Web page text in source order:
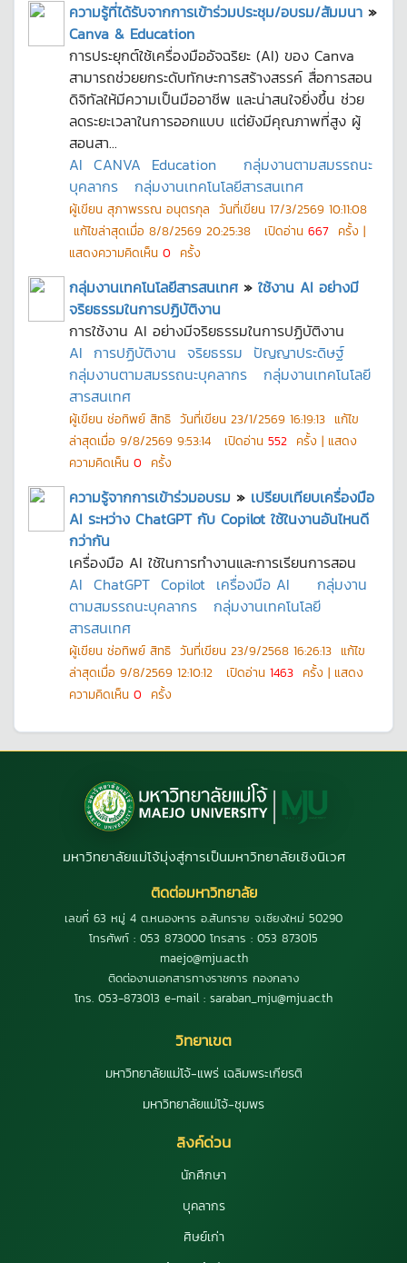
ความรู้ที่ได้รับจากการเข้าร่วมประชุม/อบรม/สัมมนา »
Canva & Education
การประยุกต์ใช้เครื่องมืออัจฉริยะ (AI) ของ Canva
สามารถช่วยยกระดับทักษะการสร้างสรรค์ สื่อการสอน
ดิจิทัลให้มีความเป็นมืออาชีพ และน่าสนใจยิ่งขึ้น ช่วย
ลดระยะเวลาในการออกแบบ แต่ยังมีคุณภาพที่สูง ผู้
สอนสา...
AI CANVA Education
กลุ่มงานตามสมรรถนะ
บุคลากร
กลุ่มงานเทคโนโลยีสารสนเทศ
ผู้เขียน สุภาพรรณ อนุตรกุล วันที่เขียน 17/3/2569 10:11:08
แก้ไขล่าสุดเมื่อ 8/8/2569 20:25:38 เปิดอ่าน 667 ครั้ง |
แสดงความคิดเห็น 0 ครั้ง
กลุ่มงานเทคโนโลยีสารสนเทศ » ใช้งาน AI อย่างมี
จริยธรรมในการปฏิบัติงาน
การใช้งาน AI อย่างมีจริยธรรมในการปฏิบัติงาน
AI การปฏิบัติงาน จริยธรรม ปัญญาประดิษฐ์
กลุ่มงานตามสมรรถนะบุคลากร
กลุ่มงานเทคโนโลยี
สารสนเทศ
ผู้เขียน ช่อทิพย์ สิทธิ วันที่เขียน 23/1/2569 16:19:13 แก้ไข
ล่าสุดเมื่อ 9/8/2569 9:53:14 เปิดอ่าน 552 ครั้ง | แสดง
ความคิดเห็น 0 ครั้ง
ความรู้จากการเข้าร่วมอบรม » เปรียบเทียบเครื่องมือ
AI ระหว่าง ChatGPT กับ Copilot ใช้ในงานอันไหนดี
กว่ากัน
เครื่องมือ AI ใช้ในการทำงานและการเรียนการสอน
AI ChatGPT Copilot เครื่องมือ AI
กลุ่มงาน
ตามสมรรถนะบุคลากร
กลุ่มงานเทคโนโลยี
สารสนเทศ
ผู้เขียน ช่อทิพย์ สิทธิ วันที่เขียน 23/9/2568 16:26:13 แก้ไข
ล่าสุดเมื่อ 9/8/2569 12:10:12 เปิดอ่าน 1463 ครั้ง | แสดง
ความคิดเห็น 0 ครั้ง
มหาวิทยาลัยแม่โจ้มุ่งสู่การเป็นมหาวิทยาลัยเชิงนิเวศ
ติดต่อมหาวิทยาลัย
เลขที่ 63 หมู่ 4 ต.หนองหาร อ.สันทราย จ.เชียงใหม่ 50290
โทรศัพท์ : 053 873000 โทรสาร : 053 873015
maejo@mju.ac.th
ติดต่องานเอกสารทางราชการ กองกลาง
โทร. 053-873013 e-mail : saraban_mju@mju.ac.th
วิทยาเขต
มหาวิทยาลัยแม่โจ้-แพร่ เฉลิมพระเกียรติ
มหาวิทยาลัยแม่โจ้-ชุมพร
ลิงค์ด่วน
นักศึกษา
บุคลากร
ศิษย์เก่า